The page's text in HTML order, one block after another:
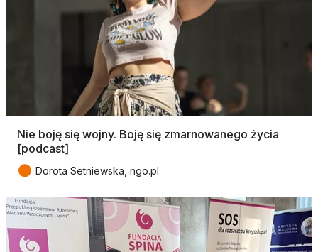
Nie boję się wojny. Boję się zmarnowanego życia
[podcast]
● Dorota Setniewska, ngo.pl